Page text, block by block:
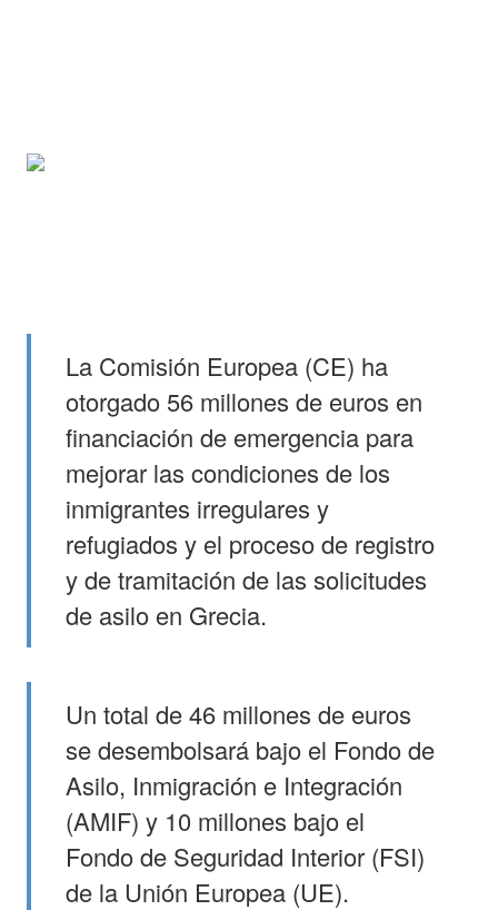
La Comisión Europea (CE) ha
otorgado 56 millones de euros en
financiación de emergencia para
mejorar las condiciones de los
inmigrantes irregulares y
refugiados y el proceso de registro
y de tramitación de las solicitudes
de asilo en Grecia.
Un total de 46 millones de euros
se desembolsará bajo el Fondo de
Asilo, Inmigración e Integración
(AMIF) y 10 millones bajo el
Fondo de Seguridad Interior (FSI)
de la Unión Europea (UE).